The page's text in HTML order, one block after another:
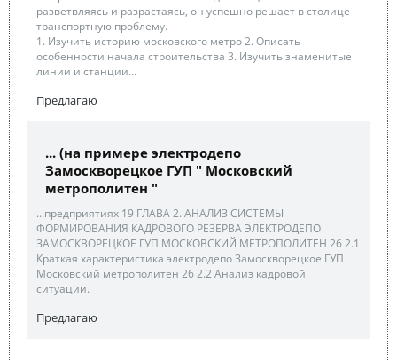
разветвляясь и разрастаясь, он успешно решает в столице
транспортную проблему.
1. Изучить историю московского метро 2. Описать
особенности начала строительства 3. Изучить знаменитые
линии и станции...
Предлагаю
... (на примере электродепо
Замоскворецкое ГУП " Московский
метрополитен "
...предприятиях 19 ГЛАВА 2. АНАЛИЗ СИСТЕМЫ
ФОРМИРОВАНИЯ КАДРОВОГО РЕЗЕРВА ЭЛЕКТРОДЕПО
ЗАМОСКВОРЕЦКОЕ ГУП МОСКОВСКИЙ МЕТРОПОЛИТЕН 26 2.1
Краткая характеристика электродепо Замоскворецкое ГУП
Московский метрополитен 26 2.2 Анализ кадровой
ситуации.
Предлагаю